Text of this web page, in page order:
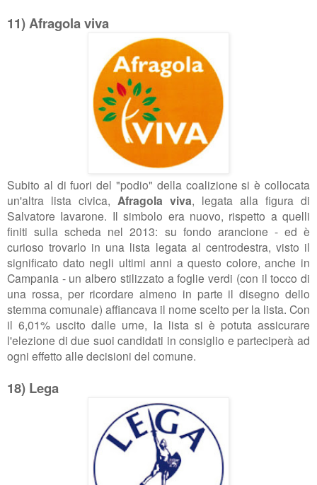
11) Afragola viva
Subito al di fuori del "podio" della coalizione si è collocata
un'altra lista civica, Afragola viva, legata alla figura di
Salvatore Iavarone. Il simbolo era nuovo, rispetto a quelli
finiti sulla scheda nel 2013: su fondo arancione - ed è
curioso trovarlo in una lista legata al centrodestra, visto il
significato dato negli ultimi anni a questo colore, anche in
Campania - un albero stilizzato a foglie verdi (con il tocco di
una rossa, per ricordare almeno in parte il disegno dello
stemma comunale) affiancava il nome scelto per la lista. Con
il 6,01% uscito dalle urne, la lista si è potuta assicurare
l'elezione di due suoi candidati in consiglio e parteciperà ad
ogni effetto alle decisioni del comune.
18) Lega